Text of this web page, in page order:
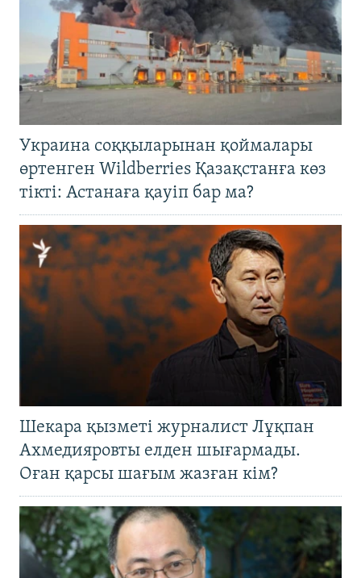
Украина соққыларынан қоймалары
өртенген Wildberries Қазақстанға көз
тікті: Астанаға қауіп бар ма?
Шекара қызметі журналист Лұқпан
Ахмедияровты елден шығармады.
Оған қарсы шағым жазған кім?